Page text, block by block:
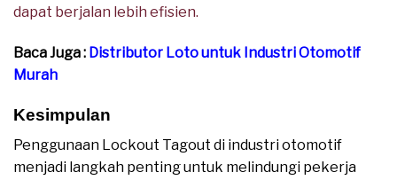
dapat berjalan lebih efisien.
Baca Juga : Distributor Loto untuk Industri Otomotif
Murah
Kesimpulan
Penggunaan Lockout Tagout di industri otomotif
menjadi langkah penting untuk melindungi pekerja